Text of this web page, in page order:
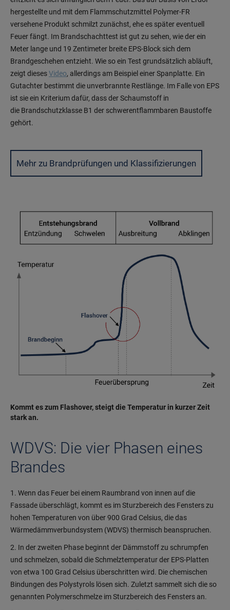
hergestellte und mit dem Flammschutzmittel Polymer-FR
versehene Produkt schmilzt zunächst, ehe es später eventuell
Feuer fängt. Im Brandschachttest ist gut zu sehen, wie der ein
Meter lange und 19 Zentimeter breite EPS-Block sich dem
Brandgeschehen entzieht. Wie so ein Test grundsätzlich abläuft,
zeigt diesesVideo, allerdings am Beispiel einer Spanplatte. Ein
Gutachter bestimmt die unverbrannte Restlänge. Im Falle von EPS
ist sie ein Kriterium dafür, dass der Schaumstoff in
die Brandschutzklasse B1 der schwerentflammbaren Baustoffe
gehört.
Mehr zu Brandprüfungen und Klassifizierungen
Kommt es zum Flashover, steigt die Temperatur in kurzer Zeit
stark an.
WDVS: Die vier Phasen eines
Brandes
1. Wenn das Feuer bei einem Raumbrand von innen auf die
Fassade überschlägt, kommt es im Sturzbereich des Fensters zu
hohen Temperaturen von über 900 Grad Celsius, die das
Wärmedämmverbundsystem (WDVS) thermisch beanspruchen.
2. In der zweiten Phase beginnt der Dämmstoff zu schrumpfen
und schmelzen, sobald die Schmelztemperatur der EPS-Platten
von etwa 100 Grad Celsius überschritten wird. Die chemischen
Bindungen des Polystyrols lösen sich. Zuletzt sammelt sich die so
genannten Polymerschmelze im Sturzbereich des Fensters an.